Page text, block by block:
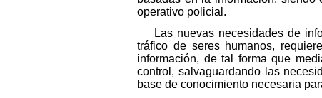
operativo policial.
Las nuevas necesidades de
tráfico de seres humanos,
información, de tal forma que
control, salvaguardando las
base de conocimiento necesaria